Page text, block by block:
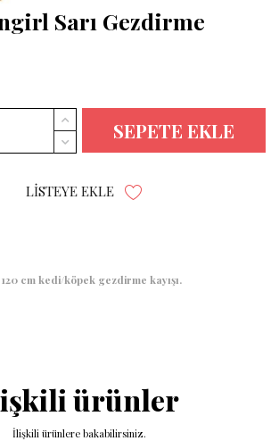
Sarı Gezdirme
SEPETE EKLE
LISTEYE EKLE
cm kedi/köpek gezdirme kayışı.
ürünler
İlişkili ürünlere bakabilirsiniz.